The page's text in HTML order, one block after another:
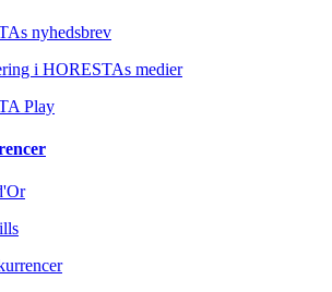
nyhedsbrev
i HORESTAs medier
Play